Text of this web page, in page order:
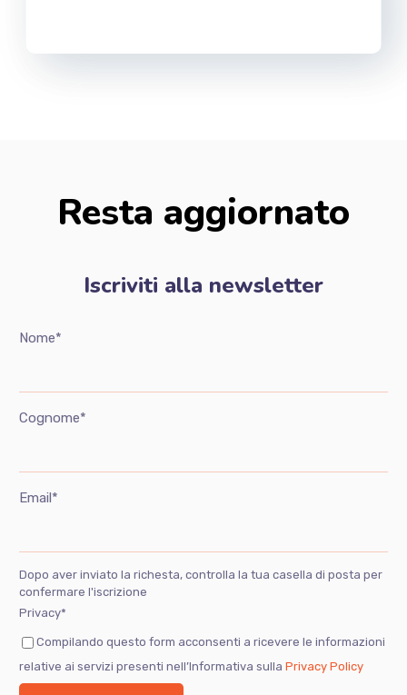
Resta aggiornato
Iscriviti alla newsletter
Nome*
Cognome*
Email*
Dopo aver inviato la richesta, controlla la tua casella di posta per
confermare l'iscrizione
Privacy*
Compilando questo form acconsenti a ricevere le informazioni
relative ai servizi presenti nell’Informativa sulla Privacy Policy